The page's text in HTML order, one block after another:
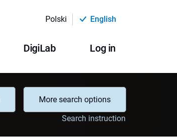
Polski English
DigiLab Log in
More search options
Search instruction